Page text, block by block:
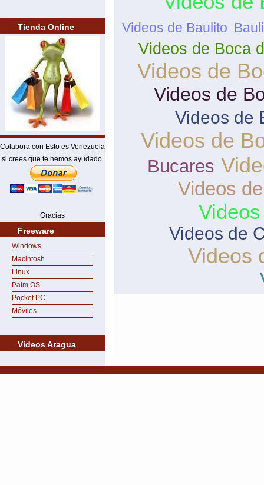
Tienda Online
Colabora con Esto es Venezuela
si crees que te hemos ayudado.
Gracias
Freeware
Windows
Macintosh
Linux
Palm OS
Pocket PC
Móviles
Videos Aragua
Videos de Baulito
Videos de Boca
Videos de
Videos de
Videos de
Videos de
Bucares
Videos
Videos de
Videos